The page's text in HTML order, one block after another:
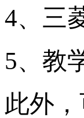
4、三
5、教
此外